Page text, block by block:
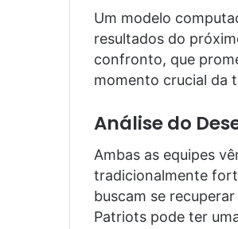
Um modelo
resultados do
confronto, que
momento crucial da
Análise do
Ambas as equipes
tradicionalmente
buscam se
Patriots pode ter